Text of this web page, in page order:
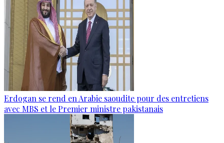
Erdogan se rend en Arabie saoudite pour des entretiens
avec MBS et le Premier ministre pakistanais